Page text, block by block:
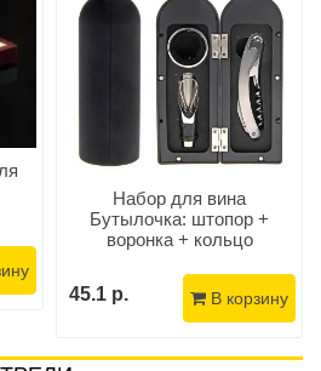
Набор для вина
Бутылочка: штопор +
воронка + кольцо
45.1 р. В корзину